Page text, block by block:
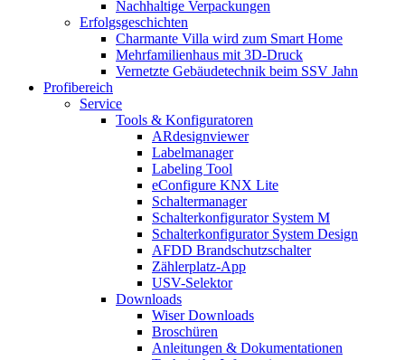
Nachhaltige Verpackungen
Erfolgsgeschichten
Charmante Villa wird zum Smart Home
Mehrfamilienhaus mit 3D-Druck
Vernetzte Gebäudetechnik beim SSV Jahn
Profibereich
Service
Tools & Konfiguratoren
ARdesignviewer
Labelmanager
Labeling Tool
eConfigure KNX Lite
Schaltermanager
Schalterkonfigurator System M
Schalterkonfigurator System Design
AFDD Brandschutzschalter
Zählerplatz-App
USV-Selektor
Downloads
Wiser Downloads
Broschüren
Anleitungen & Dokumentationen